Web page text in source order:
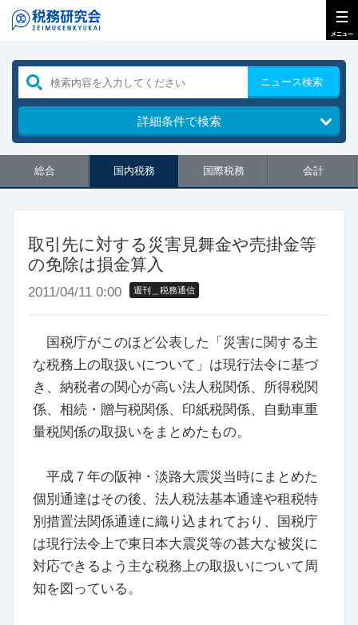
ニュース検索
詳細条件で検索
総合 国内税務 国際税務 会計
取引先に対する災害見舞金や売掛金等
の免除は損金算入
2011/04/11 0:00 週刊＿税務通信
国税庁がこのほど公表した「災害に関する主
な税務上の取扱いについて」は現行法令に基づ
き、納税者の関心が高い法人税関係、所得税関
係、相続・贈与税関係、印紙税関係、自動車重
量税関係の取扱いをまとめたもの。
平成７年の阪神・淡路大震災当時にまとめた
個別通達はその後、法人税法基本通達や租税特
別措置法関係通達に織り込まれており、国税庁
は現行法令上で東日本大震災等の甚大な被災に
対応できるよう主な税務上の取扱いについて周
知を図っている。